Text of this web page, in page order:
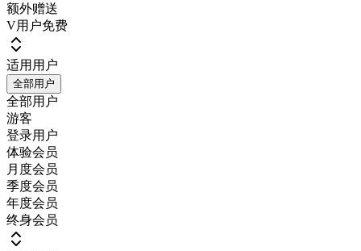
额外赠送
V用户免费
适用用户
全部用户
全部用户
游客
登录用户
体验会员
月度会员
季度会员
年度会员
终身会员